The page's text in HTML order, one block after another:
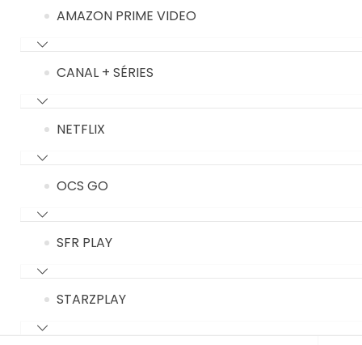
AMAZON PRIME VIDEO
CANAL + SÉRIES
NETFLIX
OCS GO
SFR PLAY
STARZPLAY